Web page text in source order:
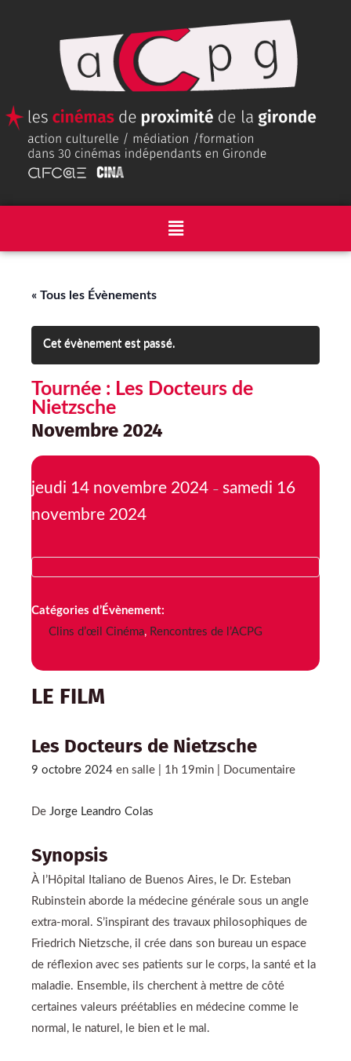
« Tous les Évènements
Cet évènement est passé.
Tournée : Les Docteurs de
Nietzsche
Novembre 2024
jeudi 14 novembre 2024 – samedi 16
novembre 2024
Catégories d’Évènement:
Clins d’œil Cinéma, Rencontres de l’ACPG
LE FILM
Les Docteurs de Nietzsche
9 octobre 2024 en salle | 1h 19min | Documentaire
De Jorge Leandro Colas
Synopsis
À l’Hôpital Italiano de Buenos Aires, le Dr. Esteban
Rubinstein aborde la médecine générale sous un angle
extra-moral. S’inspirant des travaux philosophiques de
Friedrich Nietzsche, il crée dans son bureau un espace
de réflexion avec ses patients sur le corps, la santé et la
maladie. Ensemble, ils cherchent à mettre de côté
certaines valeurs préétablies en médecine comme le
normal, le naturel, le bien et le mal.